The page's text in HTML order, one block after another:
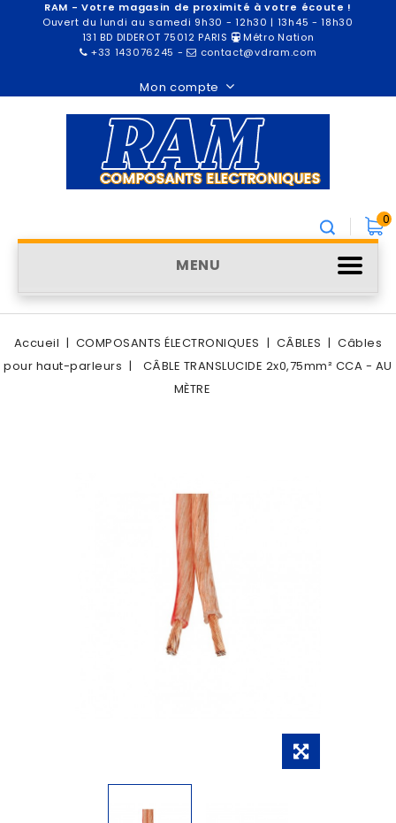
RAM - Votre magasin de proximité à votre écoute !
Ouvert du lundi au samedi 9h30 - 12h30 | 13h45 - 18h30
131 BD DIDEROT 75012 PARIS
Métro Nation
+33 143076245 - contact@vdram.com
Mon compte
0
MENU
Accueil COMPOSANTS ÉLECTRONIQUES CÂBLES
Câbles
pour haut-parleurs
CÂBLE TRANSLUCIDE 2x0,75mm² CCA - AU
MÈTRE